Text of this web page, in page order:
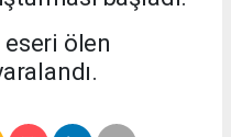
ölen